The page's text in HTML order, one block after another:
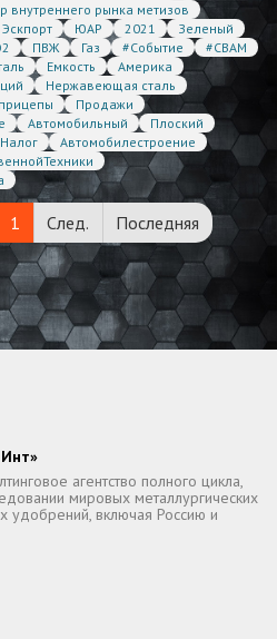
внутреннего рынка метизов
Эскпорт ЮАР 2021
Зеленый
ПВЖ Газ #Событие
#CBAM
Емкость
Америка
Нержавеющая сталь
Продажи
Автомобильный
Плоский
Налог
Автомобилестроение
1 След. Последняя
агентство полного цикла,
мировых металлургических
удобрений, включая Россию и